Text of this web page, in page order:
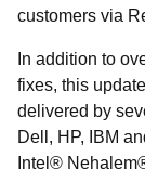
customers via
In addition to
fixes, this
delivered by
Dell, HP, IBM
Intel®